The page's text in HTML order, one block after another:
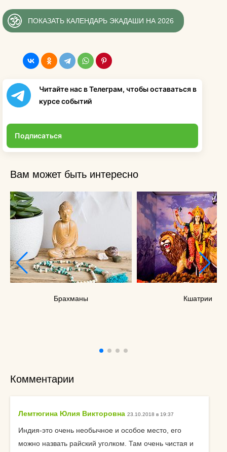
ПОКАЗАТЬ КАЛЕНДАРЬ ЭКАДАШИ НА 2026
Читайте нас в Телеграм, чтобы оставаться в
курсе событий
Подписаться
Вам может быть интересно
Брахманы Кшатрии
Комментарии
Лемтюгина Юлия Викторовна 23.10.2018 в 19:37
Индия-это очень необычное и особое место, его
можно назвать райский уголком. Там очень чистая и